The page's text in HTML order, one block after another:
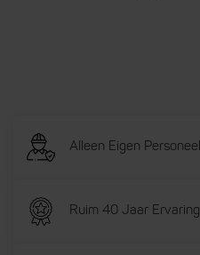
Alleen Eigen Personeel
Ruim 40 Jaar Ervaring